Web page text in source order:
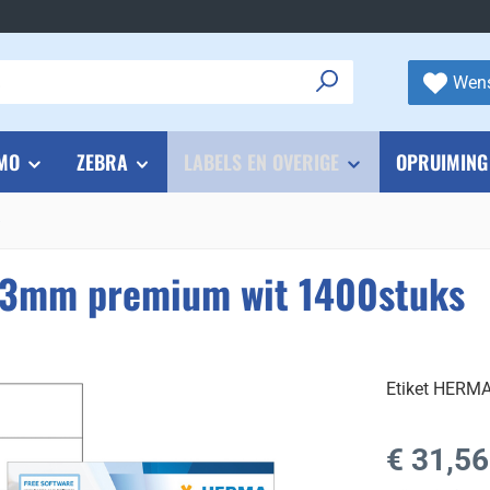
ZEBRA LABELS EN OVERIGE OPRUIMING
premium wit 1400stuks
Etiket
Normale prijs:
€ 31,56